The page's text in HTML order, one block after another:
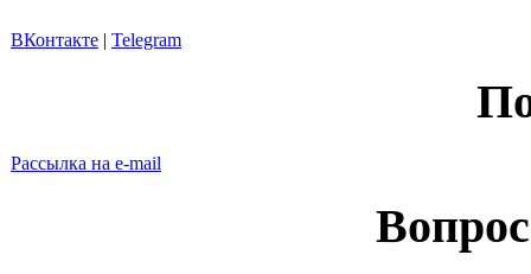
ВКонтакте | Telegram
Рассылка на e-mail